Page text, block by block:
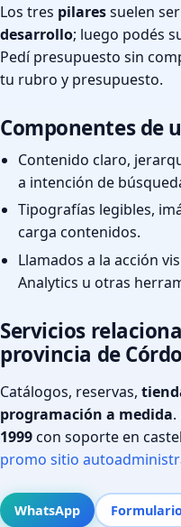
Los tres pilaressuelen
desarrollo; luego podés
Pedí presupuesto sin
tu rubro y presupuesto.
Componentes de
Contenido claro,
a intención de
Tipografías legibles,
carga contenidos.
Llamados a la acción
Analytics u otras
Servicios
provincia de
Catálogos, reservas,
programación a medida
1999con soporte en
promo sitio
WhatsApp